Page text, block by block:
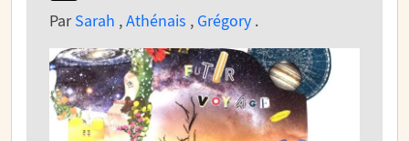
ParSarah ,Athénais , Grégory .